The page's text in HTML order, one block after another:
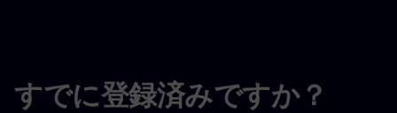
すでに登録済みですか？